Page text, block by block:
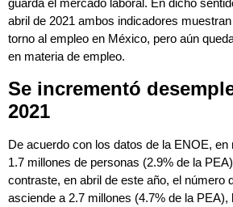
guarda el mercado laboral. En dicho
abril de 2021 ambos indicadores
torno al empleo en México, pero aún
en materia de empleo.
Se incrementó
2021
De acuerdo con los datos de la ENOE,
1.7 millones de personas (2.9% de la
contraste, en abril de este año, el número
asciende a 2.7 millones (4.7% de la PEA),